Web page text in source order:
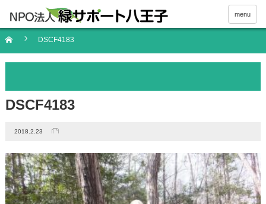
menu
DSCF4183
DSCF4183
2018.2.23